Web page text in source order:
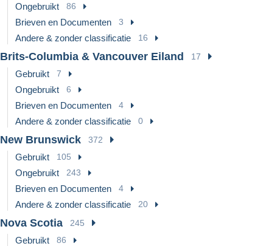
Ongebruikt 86
Brieven en Documenten 3
Andere & zonder classificatie 16
Brits-Columbia & Vancouver Eiland 17
Gebruikt 7
Ongebruikt 6
Brieven en Documenten 4
Andere & zonder classificatie 0
New Brunswick 372
Gebruikt 105
Ongebruikt 243
Brieven en Documenten 4
Andere & zonder classificatie 20
Nova Scotia 245
Gebruikt 86